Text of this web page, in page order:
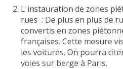
L'instauration de zones
rues : De plus en plus de
convertis en zones
françaises. Cette mesure
les voitures. On pourra
voies sur berge à Paris.